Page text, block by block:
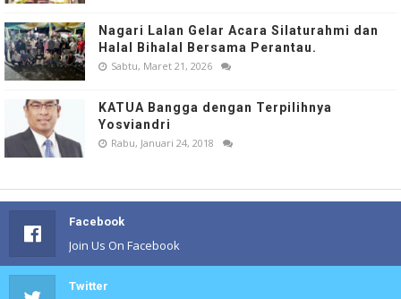
Nagari Lalan Gelar Acara Silaturahmi dan
Halal Bihalal Bersama Perantau.
Sabtu, Maret 21, 2026
KATUA Bangga dengan Terpilihnya
Yosviandri
Rabu, Januari 24, 2018
Facebook
Join Us On Facebook
Twitter